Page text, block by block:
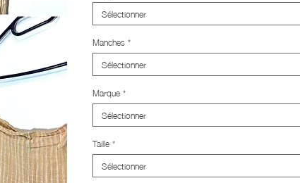
Sélectionner
Manches*
Sélectionner
Marque*
Sélectionner
Taille*
Sélectionner